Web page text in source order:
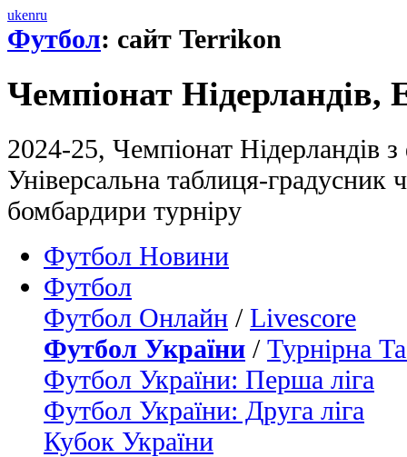
ukenru
Футбол: сайт Terrikon
Чемпіонат Нідерландів,
2024-25, Чемпіонат Нідерландів з
Універсальна таблиця-градусник
бомбардири турніру
Футбол Новини
Футбол
Футбол Онлайн / Livescore
Футбол України / Турнірна
Футбол України: Перша ліга
Футбол України: Друга ліга
Кубок України